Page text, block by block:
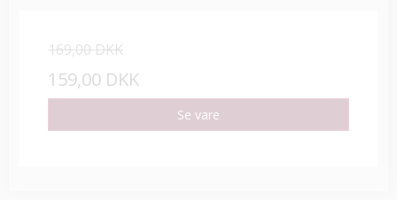
169,00 DKK
159,00 DKK
Se vare